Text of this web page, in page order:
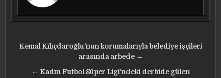
Yazı
Kemal Kılıçdaroğlu’nun korumalarıyla belediye işçileri
arasında arbede →
← Kadın Futbol Süper Ligi’ndeki derbide gülen